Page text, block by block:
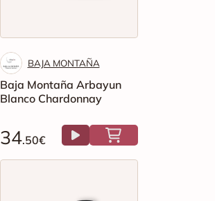
BAJA MONTAÑA
Baja Montaña Arbayun
Blanco Chardonnay
34.50€